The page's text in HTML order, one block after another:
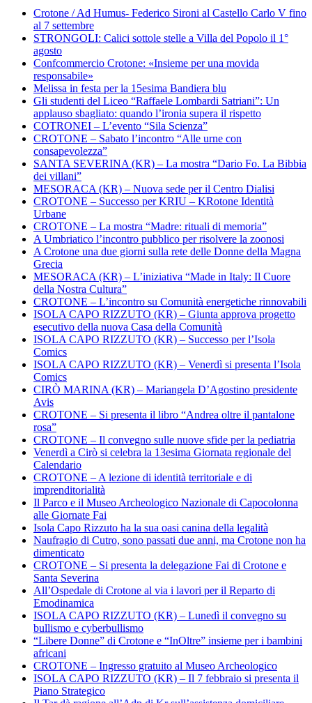
Crotone / Ad Humus- Federico Sironi al Castello Carlo V fino
al 7 settembre
STRONGOLI: Calici sottole stelle a Villa del Popolo il 1°
agosto
Confcommercio Crotone: «Insieme per una movida
responsabile»
Melissa in festa per la 15esima Bandiera blu
Gli studenti del Liceo “Raffaele Lombardi Satriani”: Un
applauso sbagliato: quando l’ironia supera il rispetto
COTRONEI – L’evento “Sila Scienza”
CROTONE – Sabato l’incontro “Alle urne con
consapevolezza”
SANTA SEVERINA (KR) – La mostra “Dario Fo. La Bibbia
dei villani”
MESORACA (KR) – Nuova sede per il Centro Dialisi
CROTONE – Successo per KRIU – KRotone Identità
Urbane
CROTONE – La mostra “Madre: rituali di memoria”
A Umbriatico l’incontro pubblico per risolvere la zoonosi
A Crotone una due giorni sulla rete delle Donne della Magna
Grecia
MESORACA (KR) – L’iniziativa “Made in Italy: Il Cuore
della Nostra Cultura”
CROTONE – L’incontro su Comunità energetiche rinnovabili
ISOLA CAPO RIZZUTO (KR) – Giunta approva progetto
esecutivo della nuova Casa della Comunità
ISOLA CAPO RIZZUTO (KR) – Successo per l’Isola
Comics
ISOLA CAPO RIZZUTO (KR) – Venerdì si presenta l’Isola
Comics
CIRÒ MARINA (KR) – Mariangela D’Agostino presidente
Avis
CROTONE – Si presenta il libro “Andrea oltre il pantalone
rosa”
CROTONE – Il convegno sulle nuove sfide per la pediatria
Venerdì a Cirò si celebra la 13esima Giornata regionale del
Calendario
CROTONE – A lezione di identità territoriale e di
imprenditorialità
Il Parco e il Museo Archeologico Nazionale di Capocolonna
alle Giornate Fai
Isola Capo Rizzuto ha la sua oasi canina della legalità
Naufragio di Cutro, sono passati due anni, ma Crotone non ha
dimenticato
CROTONE – Si presenta la delegazione Fai di Crotone e
Santa Severina
All’Ospedale di Crotone al via i lavori per il Reparto di
Emodinamica
ISOLA CAPO RIZZUTO (KR) – Lunedì il convegno su
bullismo e cyberbullismo
“Libere Donne” di Crotone e “InOltre” insieme per i bambini
africani
CROTONE – Ingresso gratuito al Museo Archeologico
ISOLA CAPO RIZZUTO (KR) – Il 7 febbraio si presenta il
Piano Strategico